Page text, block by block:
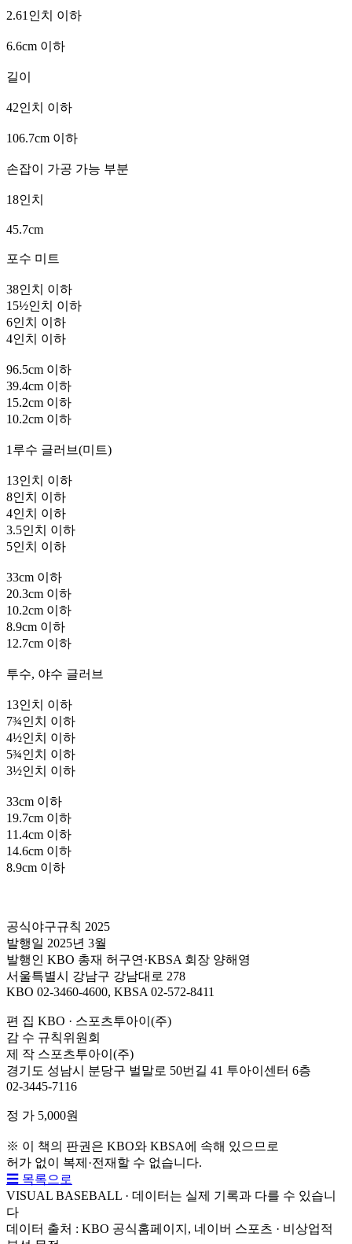
2.61인치 이하
6.6cm 이하
길이
42인치 이하
106.7cm 이하
손잡이 가공 가능 부분
18인치
45.7cm
포수 미트
38인치 이하
15½인치 이하
6인치 이하
4인치 이하
96.5cm 이하
39.4cm 이하
15.2cm 이하
10.2cm 이하
1루수 글러브(미트)
13인치 이하
8인치 이하
4인치 이하
3.5인치 이하
5인치 이하
33cm 이하
20.3cm 이하
10.2cm 이하
8.9cm 이하
12.7cm 이하
투수, 야수 글러브
13인치 이하
7¾인치 이하
4½인치 이하
5¾인치 이하
3½인치 이하
33cm 이하
19.7cm 이하
11.4cm 이하
14.6cm 이하
8.9cm 이하
공식야구규칙 2025
발행일 2025년 3월
발행인 KBO 총재 허구연·KBSA 회장 양해영
서울특별시 강남구 강남대로 278
KBO 02-3460-4600, KBSA 02-572-8411
편 집 KBO · 스포츠투아이(주)
감 수 규칙위원회
제 작 스포츠투아이(주)
경기도 성남시 분당구 벌말로 50번길 41 투아이센터 6층
02-3445-7116
정 가 5,000원
※ 이 책의 판권은 KBO와 KBSA에 속해 있으므로
허가 없이 복제·전재할 수 없습니다.
☰ 목록으로
VISUAL BASEBALL · 데이터는 실제 기록과 다를 수 있습니
다
데이터 출처 : KBO 공식홈페이지, 네이버 스포츠 · 비상업적